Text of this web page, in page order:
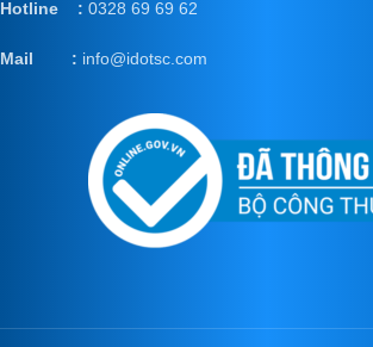
Hotline : 0328 69 69 62
Mail : info@idotsc.com